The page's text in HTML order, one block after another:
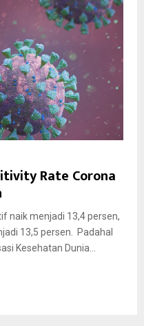
Rate Corona
naik menjadi 13,4 persen,
13,5 persen. Padahal
Kesehatan Dunia...